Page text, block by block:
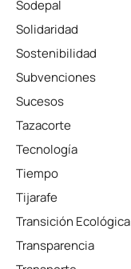
Sodepal
Solidaridad
Sostenibilidad
Subvenciones
Sucesos
Tazacorte
Tecnología
Tiempo
Tijarafe
Transición Ecológica
Transparencia